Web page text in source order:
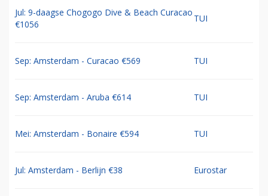
Jul: 9-daagse Chogogo Dive & Beach Curacao
€1056
TUI
Sep: Amsterdam - Curacao €569 TUI
Sep: Amsterdam - Aruba €614 TUI
Mei: Amsterdam - Bonaire €594 TUI
Jul: Amsterdam - Berlijn €38 Eurostar